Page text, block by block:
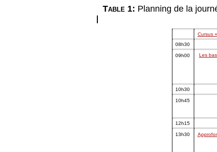
Table 1: Planning de la
Cursus
08h30
09h00 Les
10h30
10h45
12h15
13h30